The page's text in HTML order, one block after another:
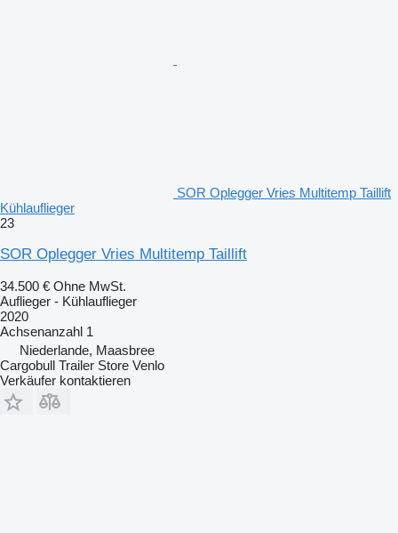
SOR Oplegger Vries Multitemp Taillift
Kühlauflieger
23
SOR Oplegger Vries Multitemp Taillift
34.500 € Ohne MwSt.
Auflieger - Kühlauflieger
2020
Achsenanzahl 1
Niederlande, Maasbree
Cargobull Trailer Store Venlo
Verkäufer kontaktieren